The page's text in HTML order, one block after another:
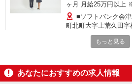
ヶ月 月給25万円以上 ※経
期間】月給 183000 円
■ソフトバンク会
町北町大字上荒久田字
契約社員
ソフトバンク販売契約社員【会津若松市
もっと見る
あなたにおすすめの求人情報